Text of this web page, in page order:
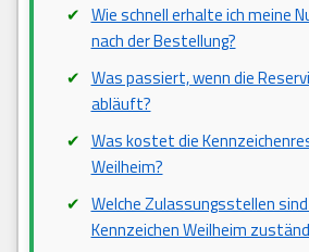
Wie schnell erhalte ich meine
nach der Bestellung?
Was passiert, wenn die
abläuft?
Was kostet die
Weilheim?
Welche Zulassungsstellen
Kennzeichen Weilheim